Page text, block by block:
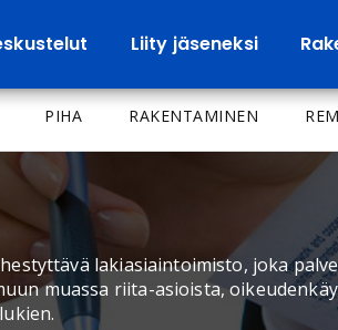
Liity jäseneksi
PIHA RAKENTAMINEN
lakiasiaintoimisto, joka
muassa riita-asioista,